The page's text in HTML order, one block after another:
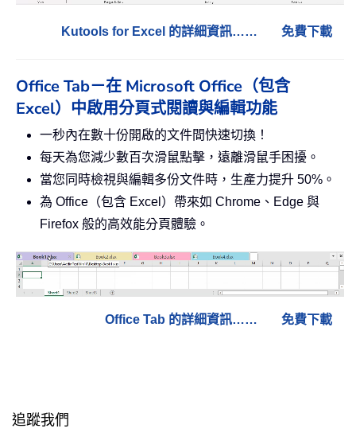
Kutools for Excel 的詳細資訊…… 免費下載
Office Tab－在 Microsoft Office（包含
Excel）中啟用分頁式閱讀與編輯功能
一秒內在數十份開啟的文件間快速切換！
每天為您減少數百次滑鼠點擊，遠離滑鼠手困擾。
當您同時檢視與編輯多份文件時，生產力提升 50%。
為 Office（包含 Excel）帶來如 Chrome、Edge 與
Firefox 般的高效能分頁體驗。
Office Tab 的詳細資訊…… 免費下載
追蹤我們